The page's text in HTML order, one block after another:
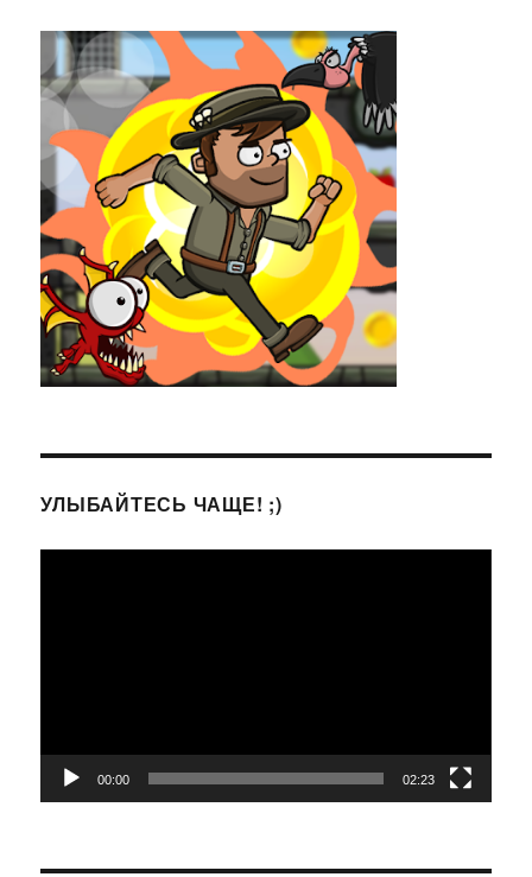
УЛЫБАЙТЕСЬ ЧАЩЕ! ;)
00:00 02:23